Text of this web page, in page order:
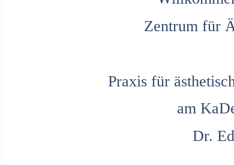
Zentrum für
Praxis für
am
Dr.